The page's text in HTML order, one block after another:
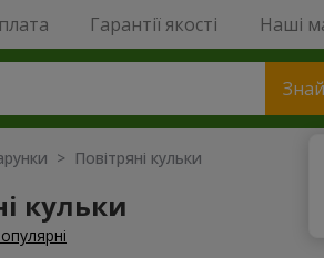
Гарантії якості Наші
> Повітряні кульки
кульки